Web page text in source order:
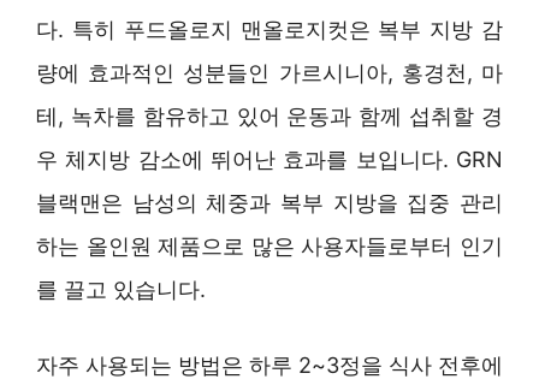
다. 특히 푸드올로지 맨올로지컷은 복부 지방 감
량에 효과적인 성분들인 가르시니아, 홍경천, 마
테, 녹차를 함유하고 있어 운동과 함께 섭취할 경
우 체지방 감소에 뛰어난 효과를 보입니다. GRN
블랙맨은 남성의 체중과 복부 지방을 집중 관리
하는 올인원 제품으로 많은 사용자들로부터 인기
를 끌고 있습니다.
자주 사용되는 방법은 하루 2~3정을 식사 전후에